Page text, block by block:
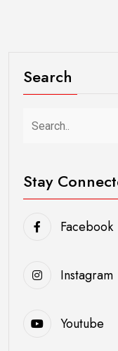
Search
Stay
Facebook
Instagram
Youtube